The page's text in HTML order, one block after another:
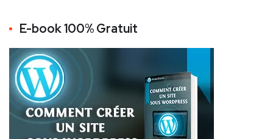
E-book 100% Gratuit